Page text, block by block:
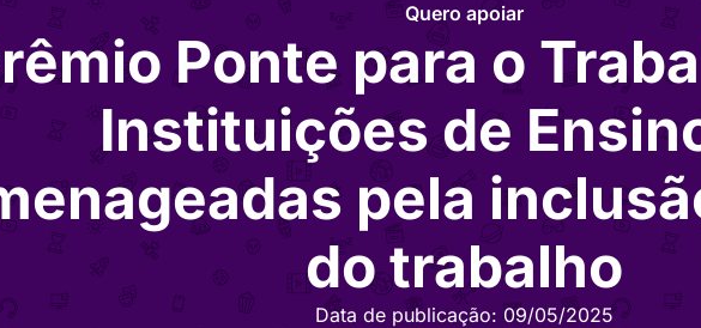
Quero apoiar
Ponte para o
Instituições de
pela
do trabalho
Data de publicação: 09/05/2025